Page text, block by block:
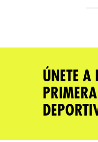
ÚNETE A